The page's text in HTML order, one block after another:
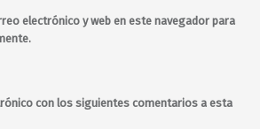
electrónico y web en este navegador para
con los siguientes comentarios a esta